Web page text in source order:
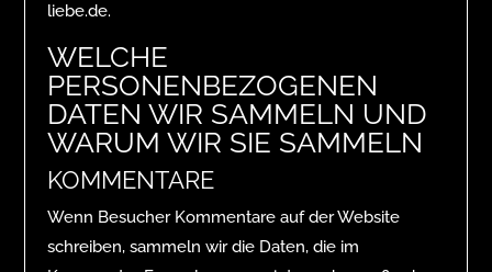
liebe.de.
WELCHE
PERSONENBEZOGENEN
DATEN WIR SAMMELN UND
WARUM WIR SIE SAMMELN
KOMMENTARE
Wenn Besucher Kommentare auf der Website
schreiben, sammeln wir die Daten, die im